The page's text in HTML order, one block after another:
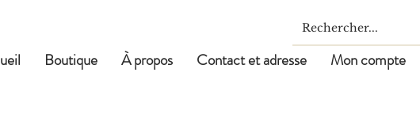
Boutique À propos Contact et adresse Mon compte